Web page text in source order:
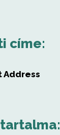
címe:
Address